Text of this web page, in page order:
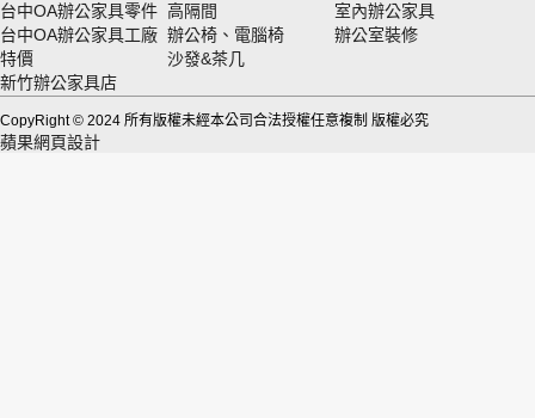
台中OA辦公家具零件
台中OA辦公家具工廠
特價
新竹辦公家具店
高隔間
辦公椅、電腦椅
沙發&茶几
室內辦公家具
辦公室裝修
CopyRight © 2024 所有版權未經本公司合法授權任意複制 版權必究
蘋果網頁設計